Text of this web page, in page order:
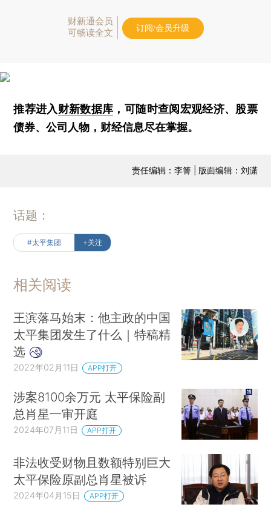
财新通会员
可畅读全文
订阅/会员升级
推荐进入财新数据库 ，可随时查阅宏观经济、股票
债券、公司人物，财经信息尽在掌握。
责任编辑：李箐 | 版面编辑：刘潇
话题：
#太平集团 +关注
相关阅读
王滨落马始末：他主政的中国
太平集团发生了什么｜特稿精
选
2022年02月11日 APP打开
涉案8100余万元 太平保险副
总肖星一审开庭
2024年07月11日 APP打开
非法收受财物且数额特别巨大
太平保险原副总肖星被诉
2024年04月15日 APP打开